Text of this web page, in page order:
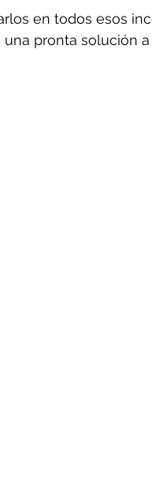
en todos esos
pronta solución a